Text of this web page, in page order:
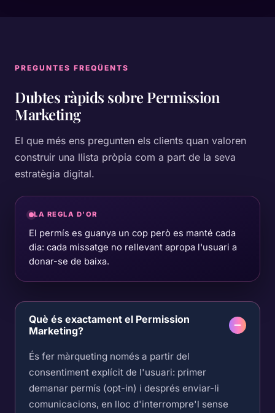
PREGUNTES FREQÜENTS
Dubtes ràpids sobrePermission
Marketing
El que més ens pregunten els clients quan valoren
construir una llista pròpia com a part de la seva
estratègia digital.
LA REGLA D'OR
El permís es guanya un cop però es manté cada
dia: cada missatge no rellevant apropa l'usuari a
donar-se de baixa.
Què és exactament el Permission
Marketing?
És fer màrqueting només a partir del
consentiment explícit de l'usuari: primer
demanar permís (opt-in) i després enviar-li
comunicacions, en lloc d'interrompre'l sense